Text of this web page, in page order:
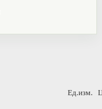
Ед.изм.